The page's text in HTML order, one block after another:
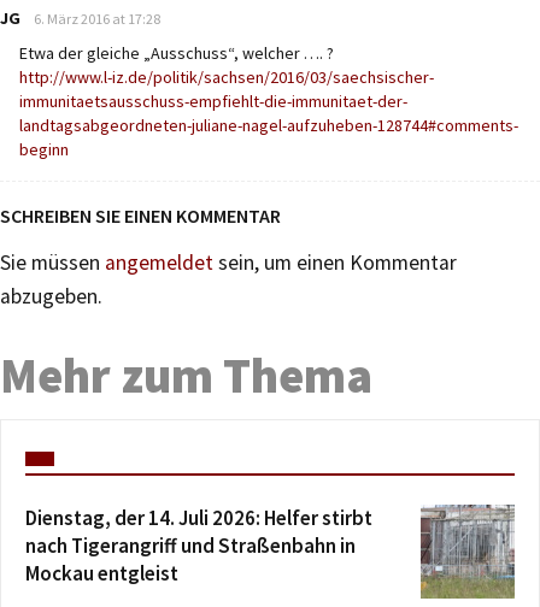
JG says:
6. März 2016 at 17:28
Etwa der gleiche „Ausschuss“, welcher …. ?
http://www.l-iz.de/politik/sachsen/2016/03/saechsischer-
immunitaetsausschuss-empfiehlt-die-immunitaet-der-
landtagsabgeordneten-juliane-nagel-aufzuheben-128744#comments-
beginn
SCHREIBEN SIE EINEN KOMMENTAR
Sie müssen angemeldetsein, um einen Kommentar
abzugeben.
Mehr zum Thema
Dienstag, der 14. Juli 2026: Helfer stirbt
nach Tigerangriff und Straßenbahn in
Mockau entgleist